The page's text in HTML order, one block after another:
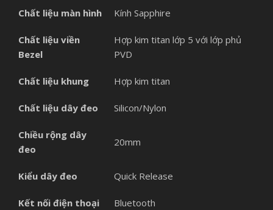
Chất liệu màn hình Kính Sapphire
Chất liệu viền
Bezel
Hợp kim titan lớp 5 với lớp phủ
PVD
Chất liệu khung Hợp kim titan
Chất liệu dây đeo Silicon/Nylon
Chiều rộng dây
đeo
20mm
Kiểu dây đeo Quick Release
Kết nối điện thoại Bluetooth